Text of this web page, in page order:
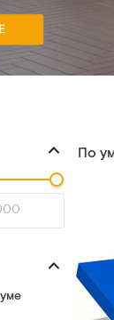
По